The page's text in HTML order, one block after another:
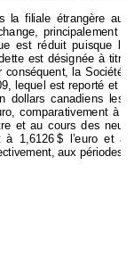
la filiale étrangère
nge, principalement
est réduit puisque la
est désignée à titre
conséquent, la Société
lequel est reporté et
dollars canadiens les
o, comparativement à
et au cours des neuf
à 1,6126 $ l’euro et à
aux périodes